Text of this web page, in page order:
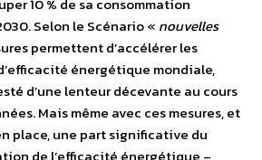
10 % de sa consommation
Selon le Scénario « nouvelles
permettent d’accélérer les
énergétique mondiale,
d’une lenteur décevante au cours
Mais même avec ces mesures, et
place, une part significative du